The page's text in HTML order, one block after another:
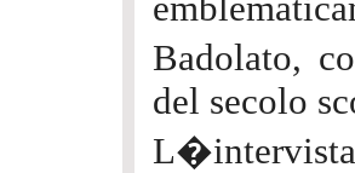
Badolato,
del secolo